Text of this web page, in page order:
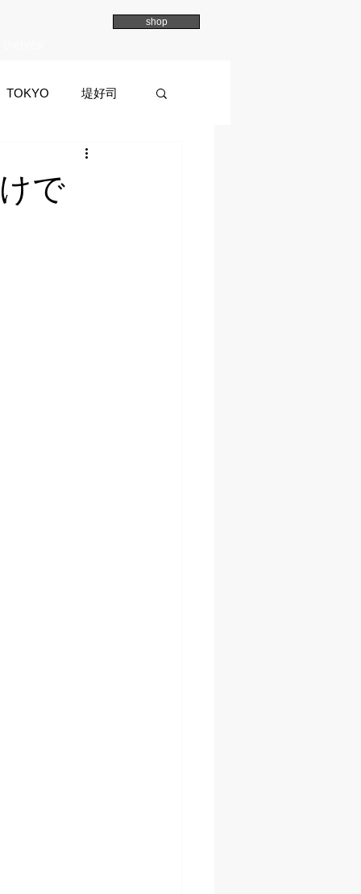
shop
TOKYO 堤好司
イマイマユ
で